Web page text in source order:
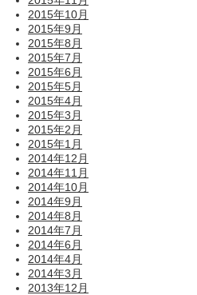
2015年10月
2015年9月
2015年8月
2015年7月
2015年6月
2015年5月
2015年4月
2015年3月
2015年2月
2015年1月
2014年12月
2014年11月
2014年10月
2014年9月
2014年8月
2014年7月
2014年6月
2014年4月
2014年3月
2013年12月